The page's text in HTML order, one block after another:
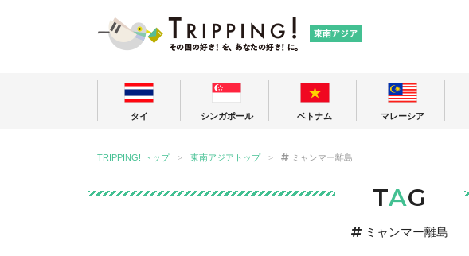
東南アジア
タイ シンガポール ベトナム マレーシア
TRIPPING! トップ 東南アジアトップ ミャンマー離島
TAG
ミャンマー離島